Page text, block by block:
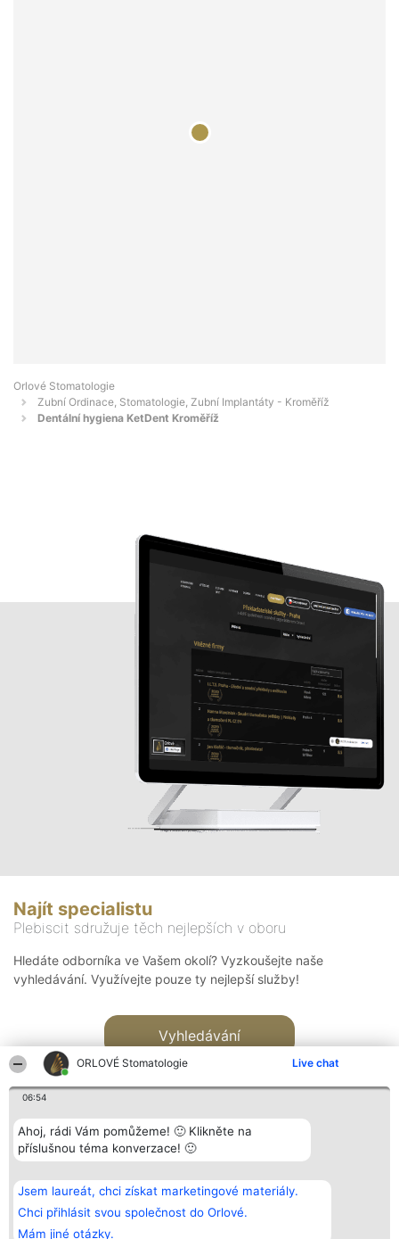
ORLOVÉ Stomatologie Live chat
06:54
Ahoj, rádi Vám pomůžeme! 🙂 Klikněte na
příslušnou téma konverzace! 🙂
Jsem laureát, chci získat marketingové materiály.
Chci přihlásit svou společnost do Orlové.
Mám jiné otázky.
Orlové Stomatologie
Zubní Ordinace, Stomatologie, Zubní Implantáty - Kroměříž
Dentální hygiena KetDent Kroměříž
Najít specialistu
Plebiscit sdružuje těch nejlepších v oboru
Hledáte odborníka ve Vašem okolí? Vyzkoušejte naše
vyhledávání. Využívejte pouze ty nejlepší služby!
Vyhledávání
Bright Side Solutions sp. z o.
o. sp. k.
ul. Ruska 22
Wrocław 50-079
KRS 0000749100 | Regon
Vítězové
Seznam všech
laureátů
Zásady
Kontakt